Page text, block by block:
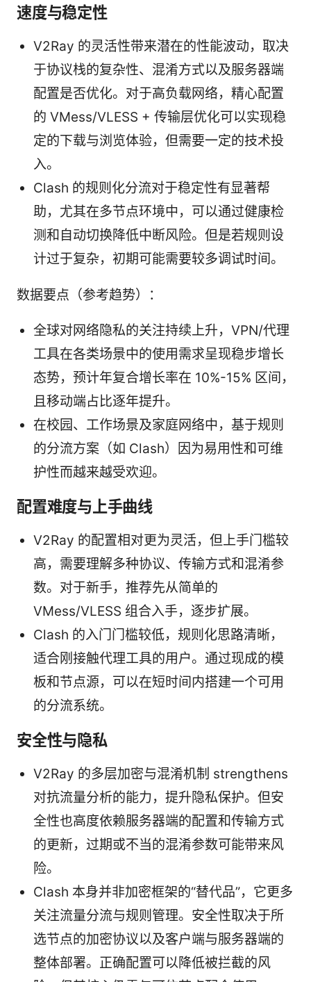
速度与稳定性
V2Ray 的灵活性带来潜在的性能波动，取决
于协议栈的复杂性、混淆方式以及服务器端
配置是否优化。对于高负载网络，精心配置
的 VMess/VLESS + 传输层优化可以实现稳
定的下载与浏览体验，但需要一定的技术投
入。
Clash 的规则化分流对于稳定性有显著帮
助，尤其在多节点环境中，可以通过健康检
测和自动切换降低中断风险。但是若规则设
计过于复杂，初期可能需要较多调试时间。
数据要点（参考趋势）：
全球对网络隐私的关注持续上升，VPN/代理
工具在各类场景中的使用需求呈现稳步增长
态势，预计年复合增长率在 10%-15% 区间，
且移动端占比逐年提升。
在校园、工作场景及家庭网络中，基于规则
的分流方案（如 Clash）因为易用性和可维
护性而越来越受欢迎。
配置难度与上手曲线
V2Ray 的配置相对更为灵活，但上手门槛较
高，需要理解多种协议、传输方式和混淆参
数。对于新手，推荐先从简单的
VMess/VLESS 组合入手，逐步扩展。
Clash 的入门门槛较低，规则化思路清晰，
适合刚接触代理工具的用户。通过现成的模
板和节点源，可以在短时间内搭建一个可用
的分流系统。
安全性与隐私
V2Ray 的多层加密与混淆机制 strengthens
对抗流量分析的能力，提升隐私保护。但安
全性也高度依赖服务器端的配置和传输方式
的更新，过期或不当的混淆参数可能带来风
险。
Clash 本身并非加密框架的“替代品”，它更多
关注流量分流与规则管理。安全性取决于所
选节点的加密协议以及客户端与服务器端的
整体部署。正确配置可以降低被拦截的风